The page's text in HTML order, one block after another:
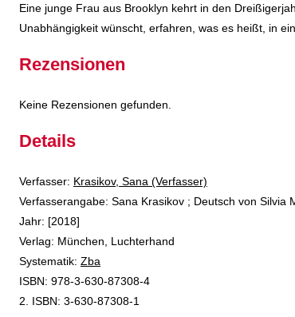
Eine junge Frau aus Brooklyn kehrt in den
Unabhängigkeit wünscht, erfahren, was es heißt, in
Rezensionen
Keine Rezensionen gefunden.
Details
Verfasser: Suche nach diesem Verfasser
Krasikov, Sana (Verfasser)
Verfasserangabe: Sana Krasikov ; Deutsch von Silvia
Jahr: [2018]
Verlag: München, Luchterhand
opens in new tab
Diesen Link in neuem Tab öffnen
Systematik: Suche nach dieser Systematik
Zba
Suche nach diesem Interessenskreis
ISBN: 978-3-630-87308-4
2. ISBN: 3-630-87308-1